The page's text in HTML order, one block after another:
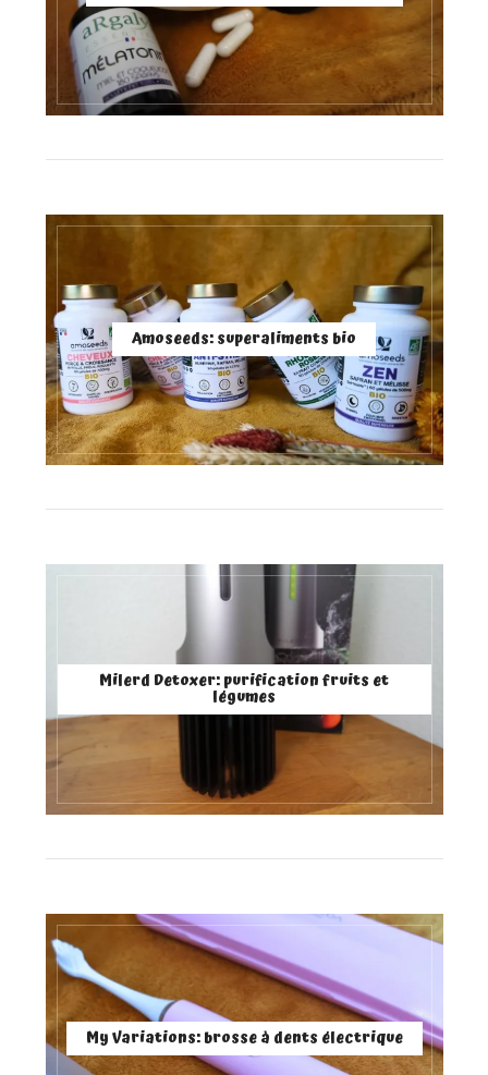
Amoseeds: superaliments bio
Milerd Detoxer: purification fruits et
légumes
My Variations: brosse à dents électrique